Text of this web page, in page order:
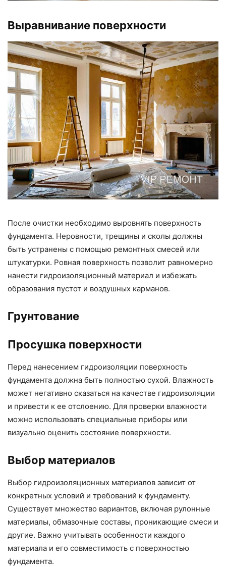
Выравнивание поверхности
После очистки необходимо выровнять поверхность
фундамента. Неровности, трещины и сколы должны
быть устранены с помощью ремонтных смесей или
штукатурки. Ровная поверхность позволит равномерно
нанести гидроизоляционный материал и избежать
образования пустот и воздушных карманов.
Грунтование
Просушка поверхности
Перед нанесением гидроизоляции поверхность
фундамента должна быть полностью сухой. Влажность
может негативно сказаться на качестве гидроизоляции
и привести к ее отслоению. Для проверки влажности
можно использовать специальные приборы или
визуально оценить состояние поверхности.
Выбор материалов
Выбор гидроизоляционных материалов зависит от
конкретных условий и требований к фундаменту.
Существует множество вариантов, включая рулонные
материалы, обмазочные составы, проникающие смеси и
другие. Важно учитывать особенности каждого
материала и его совместимость с поверхностью
фундамента.